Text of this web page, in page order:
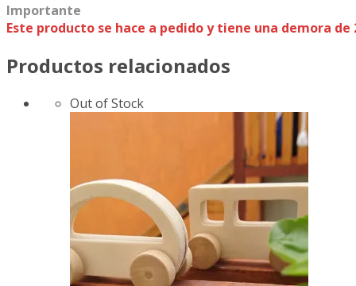
Importante
Este producto se hace a pedido y tiene una demora de
Productos relacionados
Out of Stock